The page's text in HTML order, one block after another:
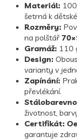
Materiál:
šetrná k
Rozměry:
na polštář
Gramáž: 110
Design:
varianty v
Zapínání:
převlékání.
životnost,
Certifikát:
garantuje